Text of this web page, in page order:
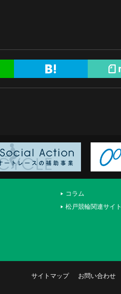
コラム
松戸競輪関連サイト
サイトマップ お問い合わせ